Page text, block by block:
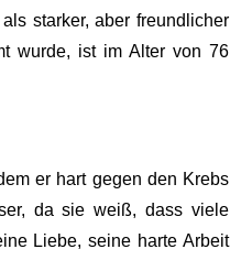
starker, aber freundlicher
wurde, ist im Alter von 76
er hart gegen den Krebs
da sie weiß, dass viele
Liebe, seine harte Arbeit